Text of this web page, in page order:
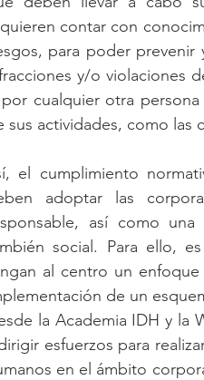
contar con
para poder
y/o violaciones
cualquier otra
sus actividades, como las
el cumplimiento
adoptar las
así como
social. Para ello,
al centro un
de un
la Academia IDH y la
esfuerzos para
en el ámbito